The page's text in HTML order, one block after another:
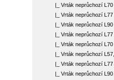
|_ Vrták neprůchozí L70
|_ Vrták neprůchozí L77
|_ Vrták neprůchozí L90
|_ Vrták neprůchozí L77
|_ Vrták neprůchozí L70
|_ Vrták neprůchozí
|_ Vrták neprůchozí L77
|_ Vrták neprůchozí L90